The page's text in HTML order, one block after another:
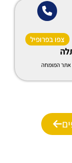
צפו בפרופיל
אתר המומחה